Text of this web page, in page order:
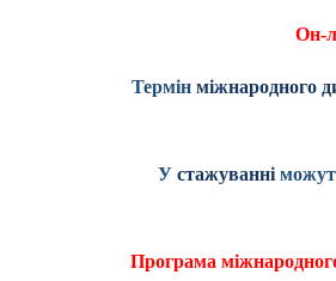
Он-
Термін міжнародного
У стажуванні
Програма